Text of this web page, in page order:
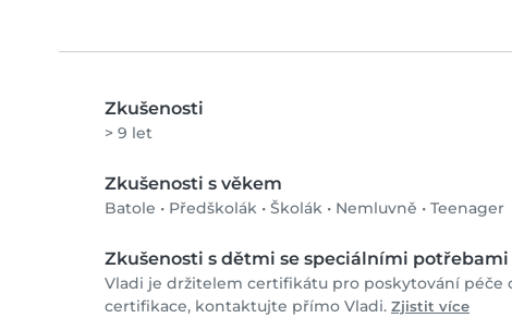
Zkušenosti
> 9 let
Zkušenosti s věkem
Batole • Předškolák • Školák • Nemluvně • Teenager
Zkušenosti s dětmi se speciálními potřebami
Vladi je držitelem certifikátu pro poskytování
certifikace, kontaktujte přímo Vladi. Zjistit více